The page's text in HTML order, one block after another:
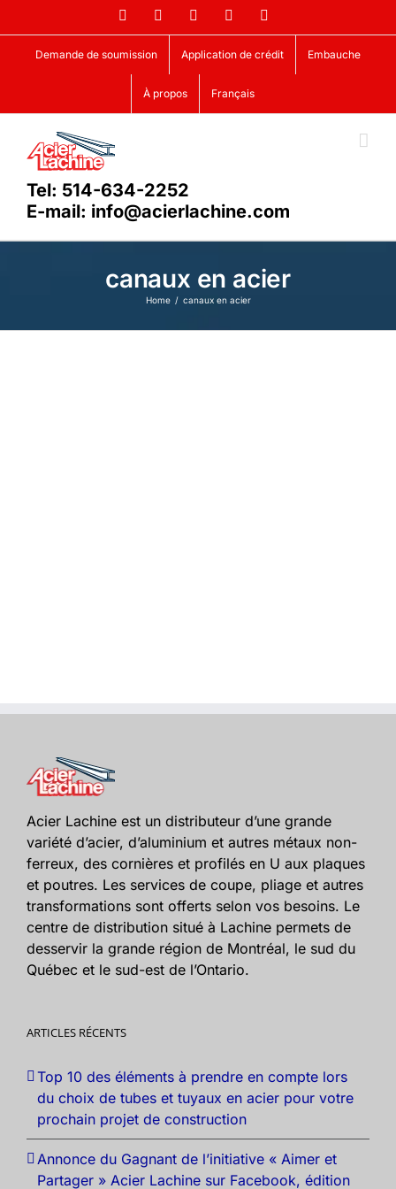
to
content
FacebookLinkedIn YouTube
Demande de soumission Application de crédit Embauche
À propos Français
Tel: 514-634-2252
E-mail: info@acierlachine.com
canaux en acier
Home canaux en acier
Acier Lachine est un distributeur d’une grande
variété d’acier, d’aluminium et autres métaux non-
ferreux, des cornières et profilés en U aux plaques
et poutres. Les services de coupe, pliage et autres
transformations sont offerts selon vos besoins. Le
centre de distribution situé à Lachine permets de
desservir la grande région de Montréal, le sud du
Québec et le sud-est de l’Ontario.
ARTICLES RÉCENTS
Top 10 des éléments à prendre en compte lors
du choix de tubes et tuyaux en acier pour votre
prochain projet de construction
Annonce du Gagnant de l’initiative « Aimer et
Partager » Acier Lachine sur Facebook, édition